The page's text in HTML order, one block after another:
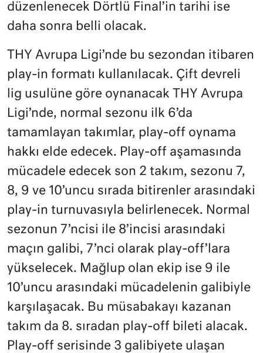
düzenlenecek Dörtlü Final’in tarihi ise
daha sonra belli olacak.
THY Avrupa Ligi’nde bu sezondan itibaren
play-in formatı kullanılacak. Çift devreli
lig usulüne göre oynanacak THY Avrupa
Ligi’nde, normal sezonu ilk 6’da
tamamlayan takımlar, play-off oynama
hakkı elde edecek. Play-off aşamasında
mücadele edecek son 2 takım, sezonu 7,
8, 9 ve 10’uncu sırada bitirenler arasındaki
play-in turnuvasıyla belirlenecek. Normal
sezonun 7’ncisi ile 8’incisi arasındaki
maçın galibi, 7’nci olarak play-off’lara
yükselecek. Mağlup olan ekip ise 9 ile
10’uncu arasındaki mücadelenin galibiyle
karşılaşacak. Bu müsabakayı kazanan
takım da 8. sıradan play-off bileti alacak.
Play-off serisinde 3 galibiyete ulaşan